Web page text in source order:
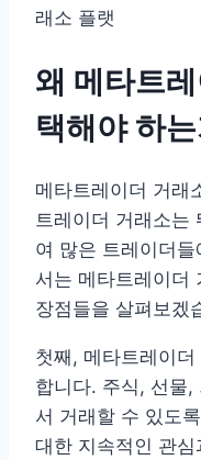
래소 플랫
왜 메타트
택해야 하
메타트레이더 거래
트레이더 거래소는
여 많은 트레이더
서는 메타트레이더
장점들을 살펴보겠
첫째, 메타트레이
합니다. 주식, 선물,
서 거래할 수 있도
대한 지속적인 관